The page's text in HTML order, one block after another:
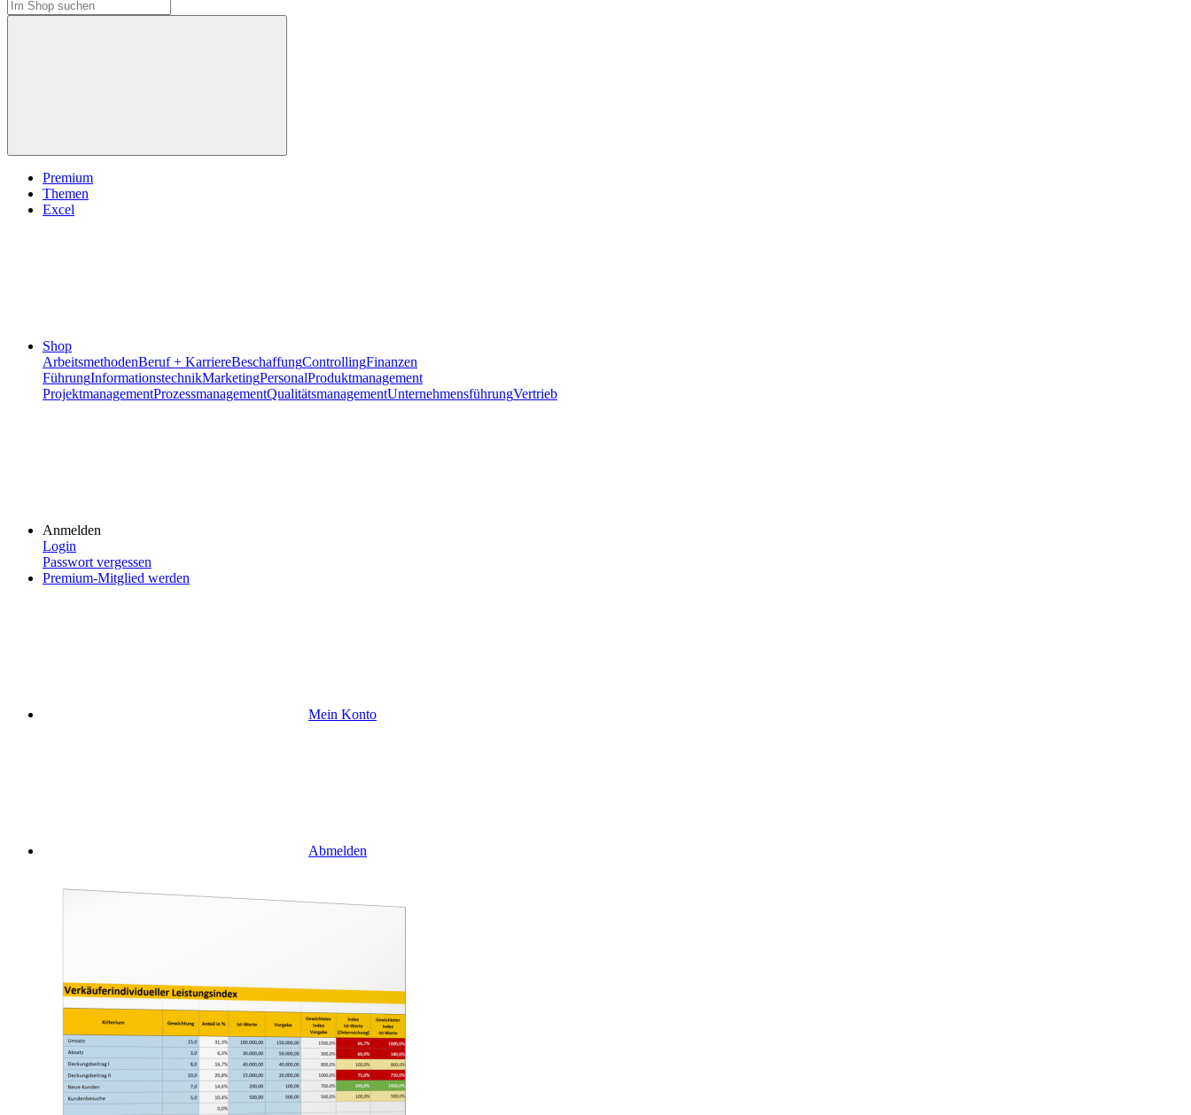
Premium
Themen
Excel
Shop
ArbeitsmethodenBeruf + KarriereBeschaffungControllingFinanzen
FührungInformationstechnikMarketingPersonalProduktmanagement
ProjektmanagementProzessmanagementQualitätsmanagementUnternehmensführungVertrieb
Anmelden
Login
Passwort vergessen
Premium-Mitglied werden
Mein Konto
Abmelden